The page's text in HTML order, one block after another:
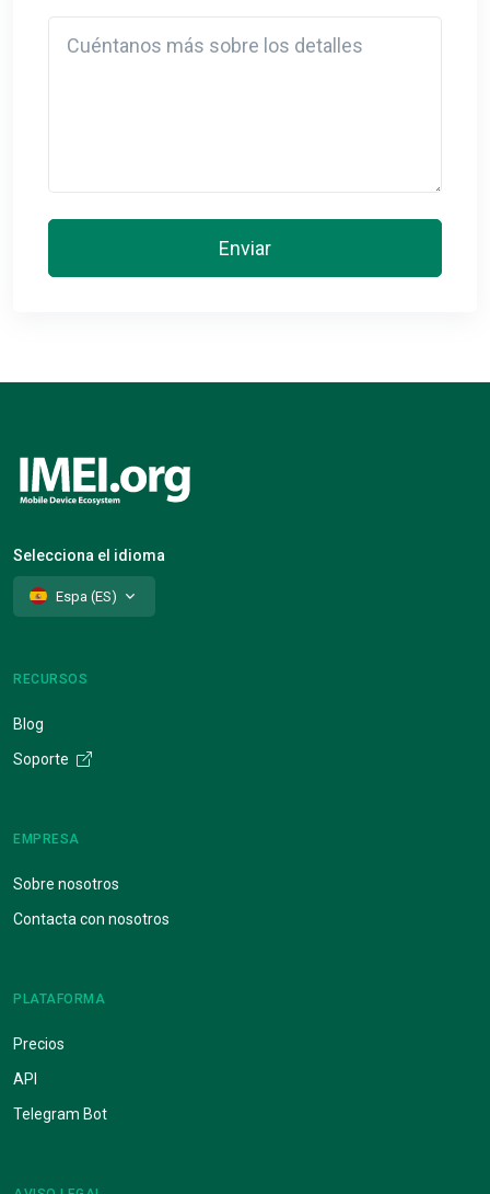
Enviar
Selecciona el idioma
Espa (ES)
RECURSOS
Blog
Soporte
EMPRESA
Sobre nosotros
Contacta con nosotros
PLATAFORMA
Precios
API
Telegram Bot